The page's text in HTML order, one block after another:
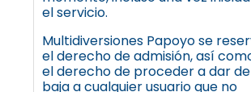
el servicio.
Multidiversiones Papoyo se
el derecho de admisión, así
el derecho de proceder a dar de
baja a cualquier usuario que no